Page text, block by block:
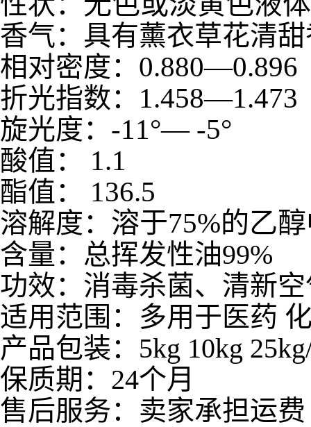
香气：具有薰衣草花清
相对密度： 0.880—0.896
折光指数： 1.458—1.473
旋光度： -11°—-5°
酸值： 1.1
酯值： 136.5
溶解度： 溶于75%的乙
含量：总挥发性油99%
功效：消毒杀菌、清新
适用范围：多用于医药
产品包装：5kg 10kg
保质期：24个月
售后服务：卖家承担运